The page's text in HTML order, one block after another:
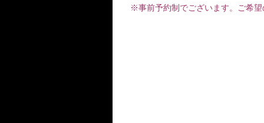
※事前予約制でございます。ご希